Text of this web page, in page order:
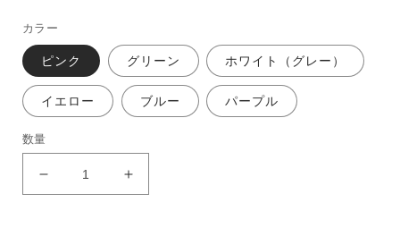
価
格
カラー
ピンク グリーン ホワイト（グレー）
イエロー ブルー パープル
数量
【選